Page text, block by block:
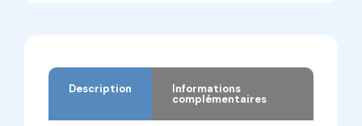
Description Informations
complémentaires